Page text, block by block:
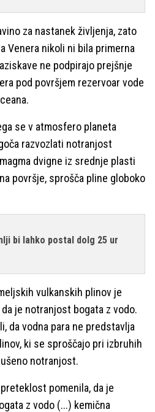
za nastanek življenja, zato
Venera nikoli ni bila primerna
ne podpirajo prejšnje
pod površjem rezervoar vode
se v atmosfero planeta
razvozlati notranjost
dvigne iz srednje plasti
površje, sprošča pline globoko
bi lahko postal dolg 25 ur
vulkanskih plinov je
je notranjost bogata z vodo.
da vodna para ne predstavlja
ki se sproščajo pri izbruhih
notranjost.
pomenila, da je
z vodo (...) kemična